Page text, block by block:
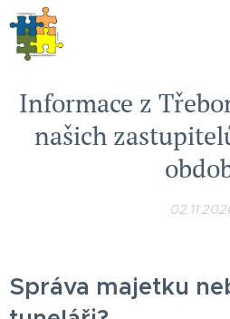
Informace z
našich
Správa majetku